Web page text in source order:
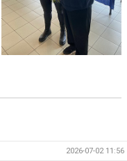
2026-07-02 11:56